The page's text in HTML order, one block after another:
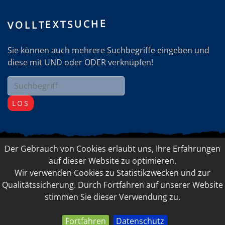
Der Gebrauch von Cookies erlaubt uns, Ihre Erfahrungen
auf dieser Website zu optimieren.
Wir verwenden Cookies zu Statistikzwecken und zur
Qualitätssicherung. Durch Fortfahren auf unserer Website
stimmen Sie dieser Verwendung zu.
Fortfahren Datenschutz
VOLLTEXTSUCHE
Sie können auch mehrere Suchbegriffe eingeben und
diese mit UND oder ODER verknüpfen!
LOS
© 2026 Elfriede Doppelbauer-Ladner, FEEL-GOOD
Management
IMPRESSUM
LINKSAMMLUNG
DATENSCHUTZ